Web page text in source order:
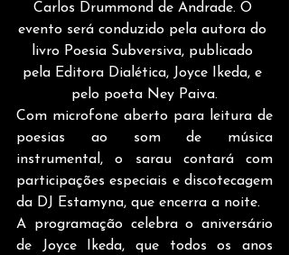
Carlos Drummond de Andrade. O
evento será conduzido pela autora do
livro Poesia Subversiva, publicado
pela Editora Dialética, Joyce Ikeda, e
pelo poeta Ney Paiva.
Com microfone aberto para leitura de
poesias ao som de música
instrumental, o sarau contará com
participações especiais e discotecagem
da DJ Estamyna, que encerra a noite.
A programação celebra o aniversário
de Joyce Ikeda, que todos os anos